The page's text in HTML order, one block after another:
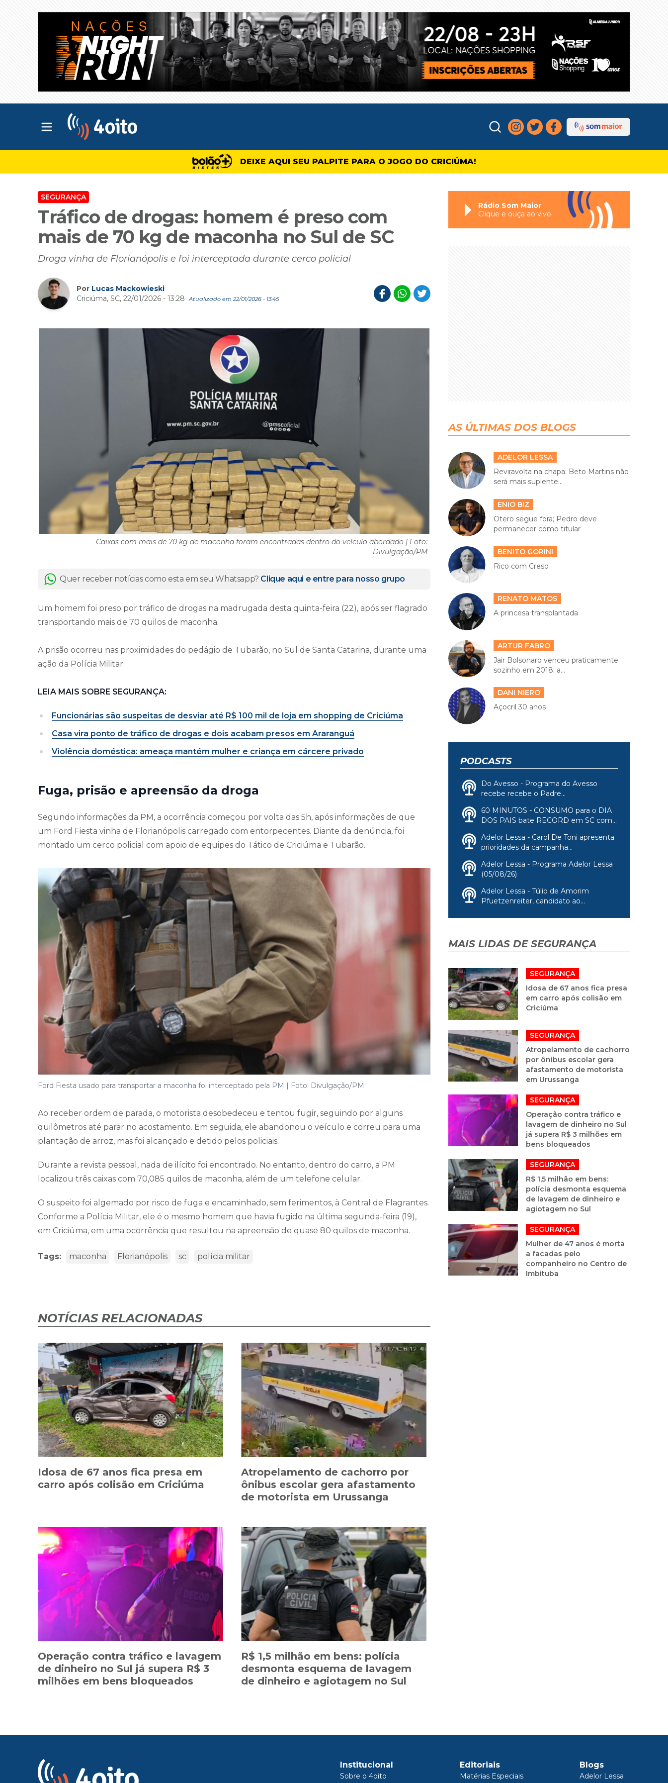
Abrir menu principal
DEIXE AQUI SEU PALPITE PARA O JOGO DO CRICIÚMA!
SEGURANÇA
Tráfico de drogas: homem é preso com
mais de 70 kg de maconha no Sul de SC
Droga vinha de Florianópolis e foi interceptada durante cerco policial
Por Lucas Mackowieski
Criciúma, SC, 22/01/2026 - 13:28
Atualizado em 22/01/2026 - 13:45
Caixas com mais de 70 kg de maconha foram encontradas dentro do veículo abordado | Foto:
Divulgação/PM
Quer receber notícias como esta em seu Whatsapp? Clique aqui e entre para nosso grupo
Um homem foi preso por tráfico de drogas na madrugada desta quinta-feira (22), após ser flagrado
transportando mais de 70 quilos de maconha.
A prisão ocorreu nas proximidades do pedágio de Tubarão, no Sul de Santa Catarina, durante uma
ação da Polícia Militar.
LEIA MAIS SOBRE SEGURANÇA:
Funcionárias são suspeitas de desviar até R$ 100 mil de loja em shopping de Criciúma
Casa vira ponto de tráfico de drogas e dois acabam presos em Araranguá
Violência doméstica: ameaça mantém mulher e criança em cárcere privado
Fuga, prisão e apreensão da droga
Segundo informações da PM, a ocorrência começou por volta das 5h, após informações de que
um Ford Fiesta vinha de Florianópolis carregado com entorpecentes. Diante da denúncia, foi
montado um cerco policial com apoio de equipes do Tático de Criciúma e Tubarão.
Ford Fiesta usado para transportar a maconha foi interceptado pela PM | Foto: Divulgação/PM
Ao receber ordem de parada, o motorista desobedeceu e tentou fugir, seguindo por alguns
quilômetros até parar no acostamento. Em seguida, ele abandonou o veículo e correu para uma
plantação de arroz, mas foi alcançado e detido pelos policiais.
Durante a revista pessoal, nada de ilícito foi encontrado. No entanto, dentro do carro, a PM
localizou três caixas com 70,085 quilos de maconha, além de um telefone celular.
O suspeito foi algemado por risco de fuga e encaminhado, sem ferimentos, à Central de Flagrantes.
Conforme a Polícia Militar, ele é o mesmo homem que havia fugido na última segunda-feira (19),
em Criciúma, em uma ocorrência que resultou na apreensão de quase 80 quilos de maconha.
Tags: maconha Florianópolis sc polícia militar
NOTÍCIAS RELACIONADAS
Idosa de 67 anos fica presa em
carro após colisão em Criciúma
Atropelamento de cachorro por
ônibus escolar gera afastamento
de motorista em Urussanga
Operação contra tráfico e lavagem
de dinheiro no Sul já supera R$ 3
milhões em bens bloqueados
R$ 1,5 milhão em bens: polícia
desmonta esquema de lavagem
de dinheiro e agiotagem no Sul
Rádio Som Maior
Clique e ouça ao vivo
AS ÚLTIMAS DOS BLOGS
ADELOR LESSA
Reviravolta na chapa: Beto Martins não
será mais suplente...
ENIO BIZ
Otero segue fora; Pedro deve
permanecer como titular
BENITO GORINI
Rico com Creso
RENATO MATOS
A princesa transplantada
ARTUR FABRO
Jair Bolsonaro venceu praticamente
sozinho em 2018; a...
DANI NIERO
Açocril 30 anos
PODCASTS
Do Avesso - Programa do Avesso
recebe recebe o Padre...
60 MINUTOS - CONSUMO para o DIA
DOS PAIS bate RECORD em SC com...
Adelor Lessa - Carol De Toni apresenta
prioridades da campanha...
Adelor Lessa - Programa Adelor Lessa
(05/08/26)
Adelor Lessa - Túlio de Amorim
Pfuetzenreiter, candidato ao...
MAIS LIDAS DE SEGURANÇA
SEGURANÇA
Idosa de 67 anos fica presa
em carro após colisão em
Criciúma
SEGURANÇA
Atropelamento de cachorro
por ônibus escolar gera
afastamento de motorista
em Urussanga
SEGURANÇA
Operação contra tráfico e
lavagem de dinheiro no Sul
já supera R$ 3 milhões em
bens bloqueados
SEGURANÇA
R$ 1,5 milhão em bens:
polícia desmonta esquema
de lavagem de dinheiro e
agiotagem no Sul
SEGURANÇA
Mulher de 47 anos é morta
a facadas pelo
companheiro no Centro de
Imbituba
Institucional
Sobre o 4oito
Editoriais
Matérias Especiais
Blogs
Adelor Lessa